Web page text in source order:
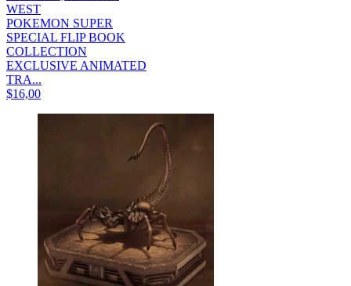
WEST
POKEMON SUPER
SPECIAL FLIP BOOK
COLLECTION
EXCLUSIVE ANIMATED
TRA...
$16,00